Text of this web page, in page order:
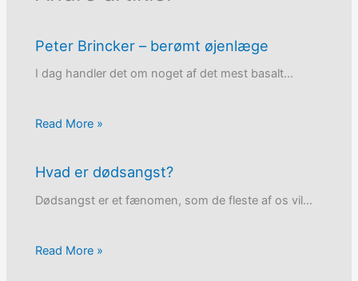
Peter Brincker – berømt øjenlæge
I dag handler det om noget af det mest basalt…
Read More »
Hvad er dødsangst?
Dødsangst er et fænomen, som de fleste af os vil…
Read More »